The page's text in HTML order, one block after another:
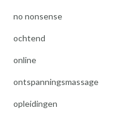
no nonsense
ochtend
online
ontspanningsmassage
opleidingen